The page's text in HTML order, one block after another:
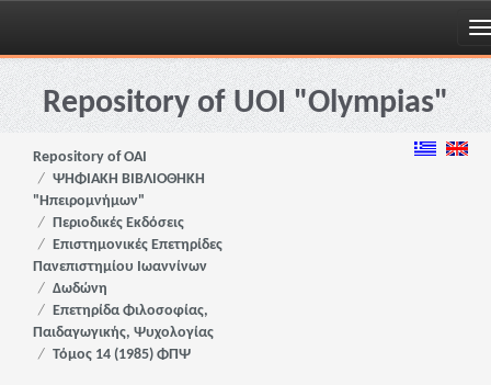
Skip
navigationRepository of UOI "Olympias"
Repository of OAI
ΨΗΦΙΑΚΗ ΒΙΒΛΙΟΘΗΚΗ
"Ηπειρομνήμων"
Περιοδικές Εκδόσεις
Επιστημονικές Επετηρίδες
Πανεπιστημίου Ιωαννίνων
Δωδώνη
Επετηρίδα Φιλοσοφίας,
Παιδαγωγικής, Ψυχολογίας
Τόμος 14 (1985) ΦΠΨ